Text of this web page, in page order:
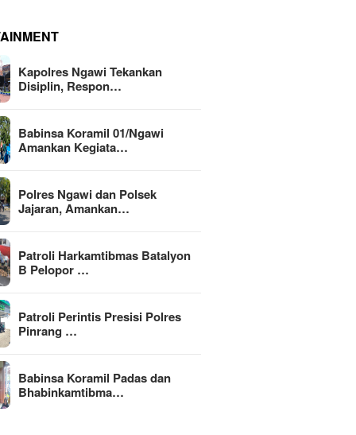
Kapolres Ngawi Tekankan
Disiplin, Respon…
Babinsa Koramil 01/Ngawi
Amankan Kegiata…
Polres Ngawi dan Polsek
Jajaran, Amankan…
Patroli Harkamtibmas Batalyon
B Pelopor …
Patroli Perintis Presisi Polres
Pinrang …
Babinsa Koramil Padas dan
Bhabinkamtibma…